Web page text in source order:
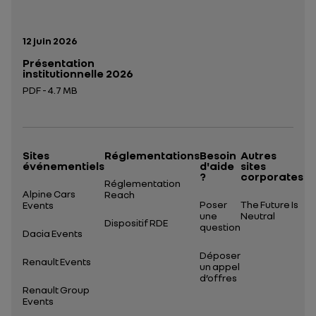
Date de publication:
12 juin 2026
Présentation
institutionnelle 2026
PDF - 4.7 MB
Sites
événementiels
Alpine Cars
Events
Dacia Events
Renault Events
Renault Group
Events
Réglementations
Réglementation
Reach
Dispositif RDE
Besoin
d'aide
?
Poser
une
question
Déposer
un appel
d’offres
Autres
sites
corporates
The Future Is
Neutral